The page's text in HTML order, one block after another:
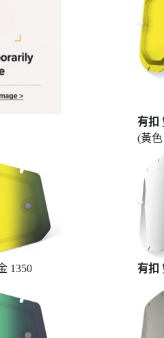
有扣
(黃色
1350 有扣